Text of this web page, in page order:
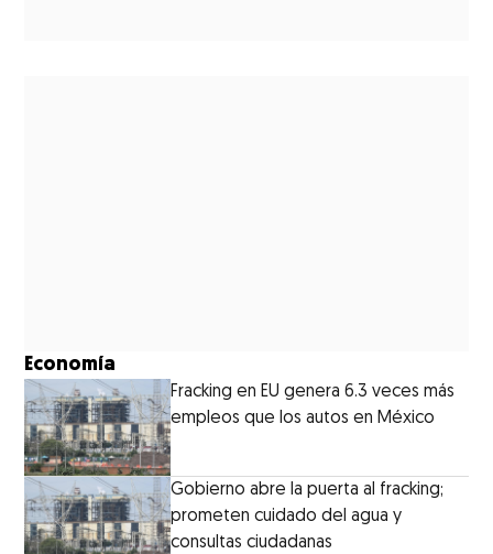
Economía
Fracking en EU genera 6.3 veces más
empleos que los autos en México
Gobierno abre la puerta al fracking;
prometen cuidado del agua y
consultas ciudadanas